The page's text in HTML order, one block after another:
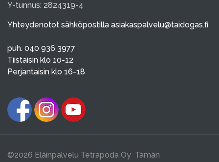
Y-tunnus: 2824319-4
Yhteydenotot sähköpostilla asiakaspalvelu@taidogas.fi
puh. 040 936 3977
Tiistaisin klo 10-12
Perjantaisin klo 16-18
©2026 Eläinpalvelu Tetrapoda Oy Tämän